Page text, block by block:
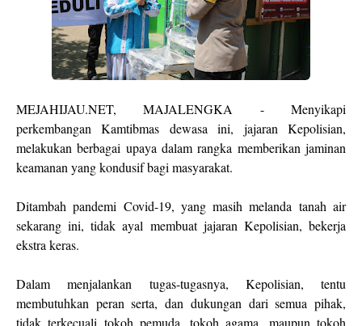
MEJAHIJAU.NET, MAJALENGKA - Menyikapi
perkembangan Kamtibmas dewasa ini, jajaran Kepolisian,
melakukan berbagai upaya dalam rangka memberikan jaminan
keamanan yang kondusif bagi masyarakat.
Ditambah pandemi Covid-19, yang masih melanda tanah air
sekarang ini, tidak ayal membuat jajaran Kepolisian, bekerja
ekstra keras.
Dalam menjalankan tugas-tugasnya, Kepolisian, tentu
membutuhkan peran serta, dan dukungan dari semua pihak,
tidak terkecuali tokoh pemuda, tokoh agama, maupun tokoh